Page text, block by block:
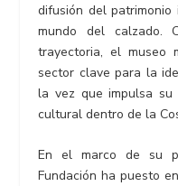
difusión del
mundo del calzado.
trayectoria, el museo
sector clave para la
la vez que impulsa su
cultural dentro de la
En el marco de su
Fundación ha puesto